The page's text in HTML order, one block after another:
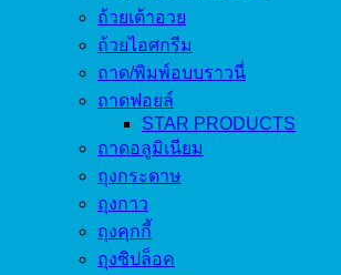
ถ้วยเต้าอวย
ถ้วยไอศกรีม
ถาด/พิมพ์อบบราวนี่
ถาดฟอยล์
STAR PRODUCTS
ถาดอลูมิเนียม
ถุงกระดาษ
ถุงกาว
ถุงคุกกี้
ถุงซิปล็อค